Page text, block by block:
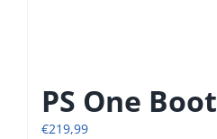
PS One Boot
€219,99